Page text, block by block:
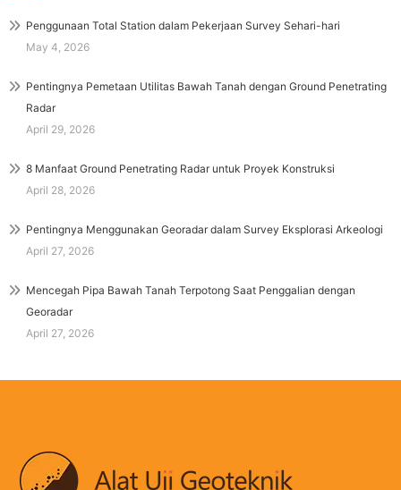
Penggunaan Total Station dalam Pekerjaan Survey Sehari-hari
May 4, 2026
Pentingnya Pemetaan Utilitas Bawah Tanah dengan Ground Penetrating
Radar
April 29, 2026
8 Manfaat Ground Penetrating Radar untuk Proyek Konstruksi
April 28, 2026
Pentingnya Menggunakan Georadar dalam Survey Eksplorasi Arkeologi
April 27, 2026
Mencegah Pipa Bawah Tanah Terpotong Saat Penggalian dengan
Georadar
April 27, 2026